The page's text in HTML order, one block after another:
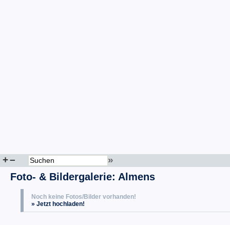
+– »
Foto- & Bildergalerie: Almens
Noch keine Fotos/Bilder vorhanden!
» Jetzt hochladen!